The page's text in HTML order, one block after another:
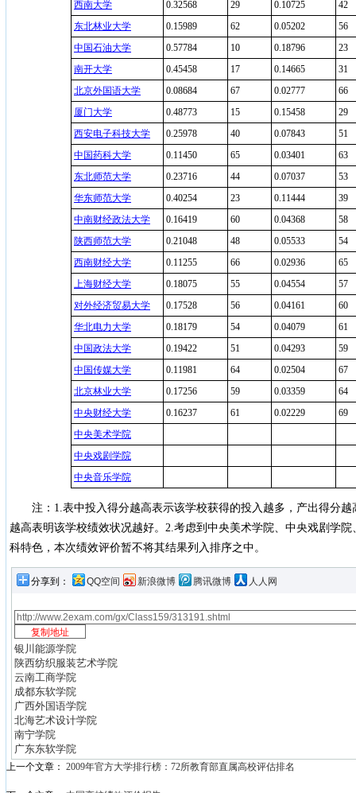
西南大学
0.32568 29 0.10725
42
东北林业大学
0.15989 62 0.05202
56
中国石油大学
0.57784 10 0.18796
23
南开大学
0.45458 17 0.14665
31
北京外国语大学
0.08684 67 0.02777
66
厦门大学
0.48773 15 0.15458
29
西安电子科技大学
0.25978 40 0.07843
51
中国药科大学
0.11450 65 0.03401
63
东北师范大学
0.23716 44 0.07037
53
华东师范大学
0.40254 23 0.11444
39
中南财经政法大学
0.16419 60 0.04368
58
陕西师范大学
0.21048 48 0.05533
54
西南财经大学
0.11255 66 0.02936
65
上海财经大学
0.18075 55 0.04554
57
对外经济贸易大学
0.17528 56 0.04161
60
华北电力大学
0.18179 54 0.04079
61
中国政法大学
0.19422 51 0.04293
59
中国传媒大学
0.11981 64 0.02504
67
北京林业大学
0.17256 59 0.03359
64
中央财经大学
0.16237 61 0.02229
69
中央美术学院
中央戏剧学院
中央音乐学院
注：1.表中投入得分越高表示该学校获得的投入越多，产出得分越
越高表明该学校绩效状况越好。2.考虑到中央美术学院、中央戏剧学
科特色，本次绩效评价暂不将其结果列入排序之中。
分享到： QQ空间 新浪微博 腾讯微博 人人网
银川能源学院
陕西纺织服装艺术学院
云南工商学院
成都东软学院
广西外国语学院
北海艺术设计学院
南宁学院
广东东软学院
上一个文章： 2009年官方大学排行榜：72所教育部直属高校评估排名